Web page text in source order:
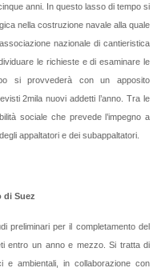
anni. In questo lasso di tempo si
nella costruzione navale alla quale
nazionale di cantieristica
le richieste e di esaminare le
si provvederà con un apposito
2mila nuovi addetti l’anno. Tra le
sociale che prevede l’impegno a
appaltatori e dei subappaltatori.
di Suez
preliminari per il completamento del
entro un anno e mezzo. Si tratta di
e ambientali, in collaborazione con